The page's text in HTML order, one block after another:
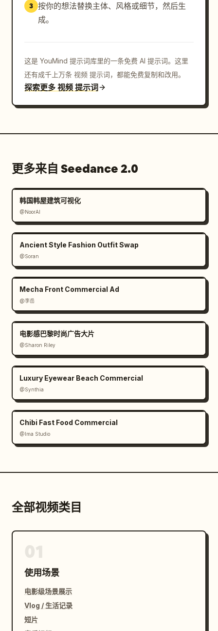
3 按你的想法替换主体、风格或细节，然后生
成。
这是 YouMind 提示词库里的一条免费 AI 提示词。这里
还有成千上万条 视频 提示词，都能免费复制和改用。
探索更多 视频 提示词
更多来自 Seedance 2.0
韩国韩屋建筑可视化
@NoorAI
Ancient Style Fashion Outfit Swap
@Soran
Mecha Front Commercial Ad
@李岳
电影感巴黎时尚广告大片
@Sharon Riley
Luxury Eyewear Beach Commercial
@Synthia
Chibi Fast Food Commercial
@Ima Studio
全部视频类目
使用场景
电影级场景展示
Vlog / 生活记录
短片